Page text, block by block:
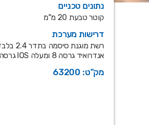
נתונים טכניים
קוטר טבעת 20 מ"מ
דרישות מערכת
רשת מוגנת סיסמה בתדר 2.4 בלבד (לפחות לעת הצימוד).
אנדרואיד גרסה 8 ומעלה IOS גרסה 11 ומעלה
מק"ט: 63200